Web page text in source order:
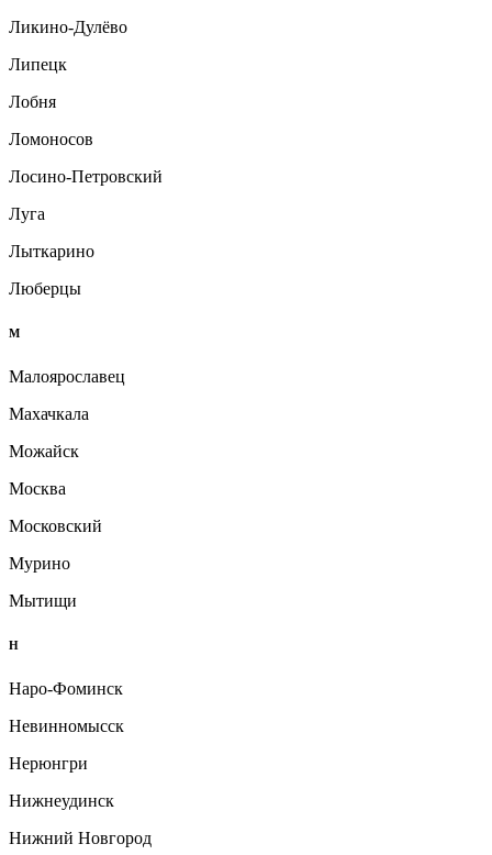
Ликино-Дулёво
Липецк
Лобня
Ломоносов
Лосино-Петровский
Луга
Лыткарино
Люберцы
М
Малоярославец
Махачкала
Можайск
Москва
Московский
Мурино
Мытищи
Н
Наро-Фоминск
Невинномысск
Нерюнгри
Нижнеудинск
Нижний Новгород